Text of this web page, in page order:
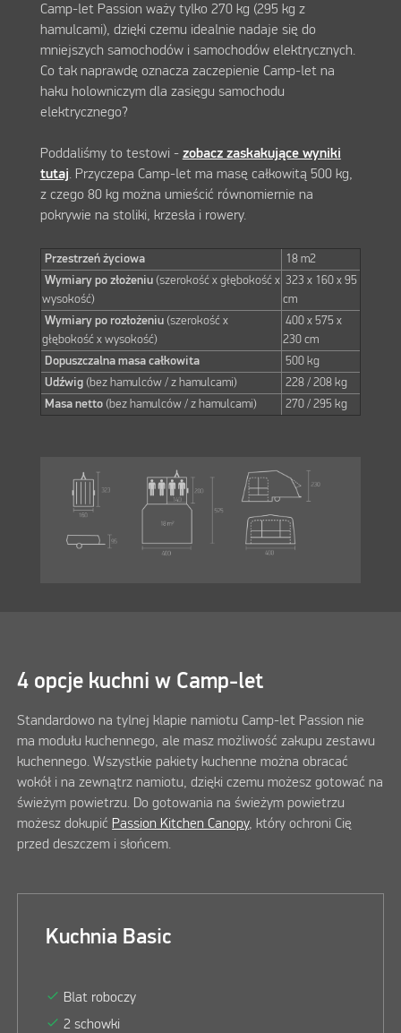
Camp-let Passion waży tylko 270 kg (295 kg z
hamulcami), dzięki czemu idealnie nadaje się do
mniejszych samochodów i samochodów elektrycznych.
Co tak naprawdę oznacza zaczepienie Camp-let na
haku holowniczym dla zasięgu samochodu
elektrycznego?
Poddaliśmy to testowi - zobacz zaskakujące wyniki
tutaj. Przyczepa Camp-let ma masę całkowitą 500 kg,
z czego 80 kg można umieścić równomiernie na
pokrywie na stoliki, krzesła i rowery.
Przestrzeń życiowa
18 m2
Wymiary po złożeniu(szerokość x głębokość x
wysokość)
323 x 160 x 95
cm
Wymiary po rozłożeniu (szerokość x
głębokość x wysokość)
400 x 575 x
230 cm
Dopuszczalna masa całkowita
500 kg
Udźwig (bez hamulców / z hamulcami)
228 / 208 kg
Masa netto(bez hamulców / z hamulcami) 270 / 295 kg
4 opcje kuchni w Camp-let
Standardowo na tylnej klapie namiotu Camp-let Passion nie
ma modułu kuchennego, ale masz możliwość zakupu zestawu
kuchennego. Wszystkie pakiety kuchenne można obracać
wokół i na zewnątrz namiotu, dzięki czemu możesz gotować na
świeżym powietrzu. Do gotowania na świeżym powietrzu
możesz dokupić Passion Kitchen Canopy, który ochroni Cię
przed deszczem i słońcem.
Kuchnia Basic
check Blat roboczy
check 2 schowki